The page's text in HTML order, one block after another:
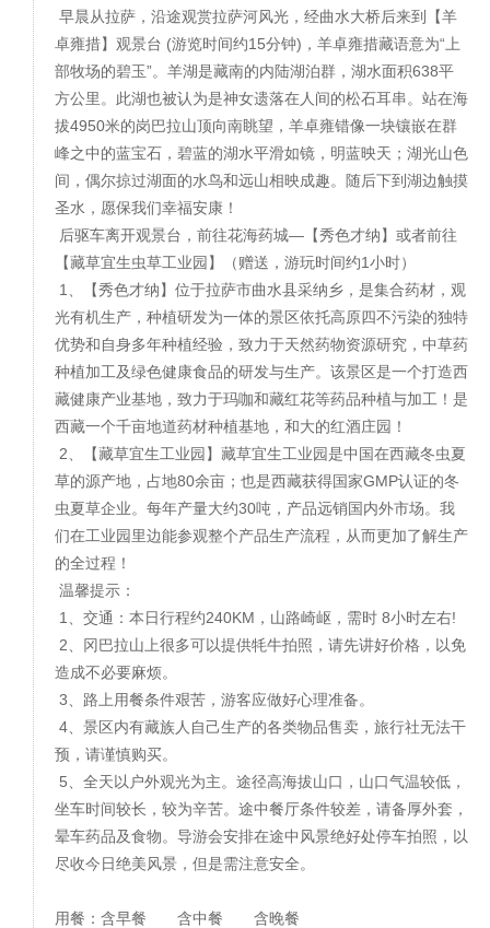
早晨从拉萨，沿途观赏拉萨河风光，经曲水大桥后来到【羊
卓雍措】观景台 (游览时间约15分钟)，羊卓雍措藏语意为“上
部牧场的碧玉”。羊湖是藏南的内陆湖泊群，湖水面积638平
方公里。此湖也被认为是神女遗落在人间的松石耳串。站在海
拔4950米的岗巴拉山顶向南眺望，羊卓雍错像一块镶嵌在群
峰之中的蓝宝石，碧蓝的湖水平滑如镜，明蓝映天；湖光山色
间，偶尔掠过湖面的水鸟和远山相映成趣。随后下到湖边触摸
圣水，愿保我们幸福安康！
后驱车离开观景台，前往花海药城—【秀色才纳】或者前往
【藏草宜生虫草工业园】（赠送，游玩时间约1小时）
1、【秀色才纳】位于拉萨市曲水县采纳乡，是集合药材，观
光有机生产，种植研发为一体的景区依托高原四不污染的独特
优势和自身多年种植经验，致力于天然药物资源研究，中草药
种植加工及绿色健康食品的研发与生产。该景区是一个打造西
藏健康产业基地，致力于玛咖和藏红花等药品种植与加工！是
西藏一个千亩地道药材种植基地，和大的红酒庄园！
2、【藏草宜生工业园】藏草宜生工业园是中国在西藏冬虫夏
草的源产地，占地80余亩；也是西藏获得国家GMP认证的冬
虫夏草企业。每年产量大约30吨，产品远销国内外市场。我
们在工业园里边能参观整个产品生产流程，从而更加了解生产
的全过程！
温馨提示：
1、交通：本日行程约240KM，山路崎岖，需时 8小时左右!
2、冈巴拉山上很多可以提供牦牛拍照，请先讲好价格，以免
造成不必要麻烦。
3、路上用餐条件艰苦，游客应做好心理准备。
4、景区内有藏族人自己生产的各类物品售卖，旅行社无法干
预，请谨慎购买。
5、全天以户外观光为主。途径高海拔山口，山口气温较低，
坐车时间较长，较为辛苦。途中餐厅条件较差，请备厚外套，
晕车药品及食物。导游会安排在途中风景绝好处停车拍照，以
尽收今日绝美风景，但是需注意安全。
用餐：含早餐 含中餐 含晚餐